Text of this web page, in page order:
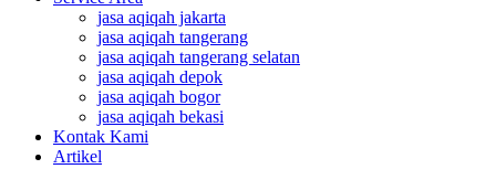
jasa aqiqah jakarta
jasa aqiqah tangerang
jasa aqiqah tangerang selatan
jasa aqiqah depok
jasa aqiqah bogor
jasa aqiqah bekasi
Kontak Kami
Artikel